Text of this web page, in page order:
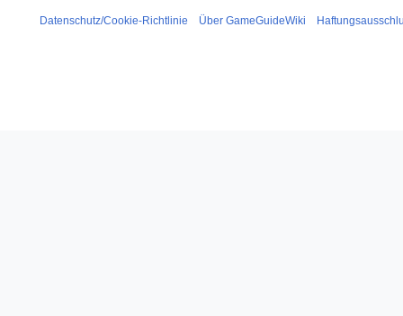
Datenschutz/Cookie-Richtlinie Über GameGuideWiki